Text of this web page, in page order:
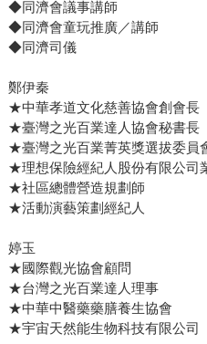
◆同濟會議事講師
◆同濟會童玩推廣／講師
◆同濟司儀
鄭伊秦
★中華孝道文化慈善協會創會長
★臺灣之光百業達人協會秘書長
★臺灣之光百業菁英獎選拔委員
★理想保險經紀人股份有限公司
★社區總體營造規劃師
★活動演藝策劃經紀人
婷玉
★國際觀光協會顧問
★台灣之光百業達人理事
★中華中醫藥藥膳養生協會
★宇宙天然能生物科技有限公司